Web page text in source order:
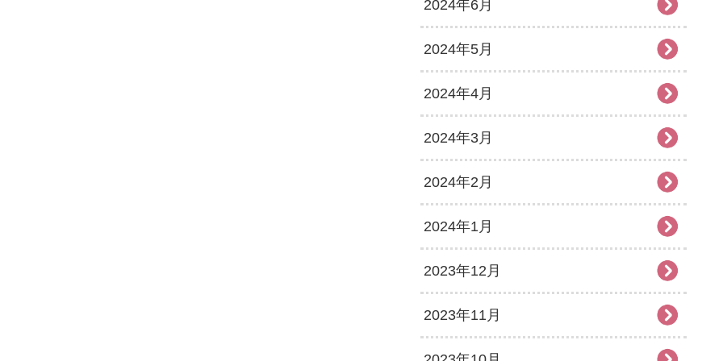
2024年6月
2024年5月
2024年4月
2024年3月
2024年2月
2024年1月
2023年12月
2023年11月